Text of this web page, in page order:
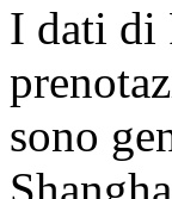
I dati di
sono